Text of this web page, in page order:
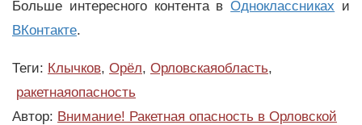
Больше интересного контента вОдноклассниках и
ВКонтакте.
Теги: Клычков, Орёл, Орловскаяобласть,
ракетнаяопасность
Автор: Внимание! Ракетная опасность в Орловской